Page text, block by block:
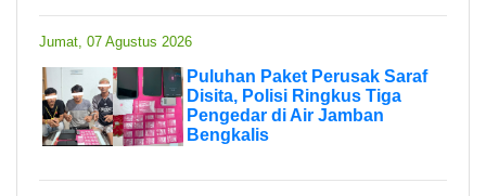
Jumat, 07 Agustus 2026
Puluhan Paket Perusak Saraf
Disita, Polisi Ringkus Tiga
Pengedar di Air Jamban
Bengkalis